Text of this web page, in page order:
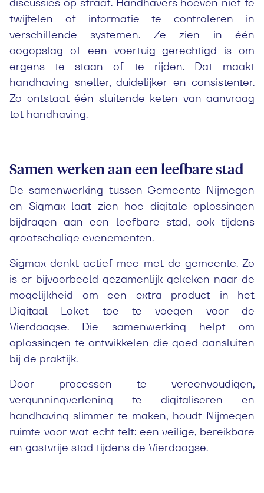
twijfelen of informatie te controleren in
verschillende systemen. Ze zien in één
oogopslag of een voertuig gerechtigd is om
ergens te staan of te rijden. Dat maakt
handhaving sneller, duidelijker en consistenter.
Zo ontstaat één sluitende keten van aanvraag
tot handhaving.
Samen werken aan een leefbare stad
De samenwerking tussen Gemeente Nijmegen
en Sigmax laat zien hoe digitale oplossingen
bijdragen aan een leefbare stad, ook tijdens
grootschalige evenementen.
Sigmax denkt actief mee met de gemeente. Zo
is er bijvoorbeeld gezamenlijk gekeken naar de
mogelijkheid om een extra product in het
Digitaal Loket toe te voegen voor de
Vierdaagse. Die samenwerking helpt om
oplossingen te ontwikkelen die goed aansluiten
bij de praktijk.
Door processen te vereenvoudigen,
vergunningverlening te digitaliseren en
handhaving slimmer te maken, houdt Nijmegen
ruimte voor wat echt telt: een veilige, bereikbare
en gastvrije stad tijdens de Vierdaagse.